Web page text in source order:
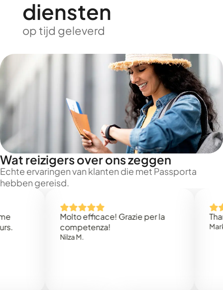
diensten
op tijd geleverd
Wat reizigers over ons zeggen
Echte ervaringen van klanten die met Passporta
hebben gereisd.
Molto efficace! Grazie per la
competenza!
Thank
Mark N.